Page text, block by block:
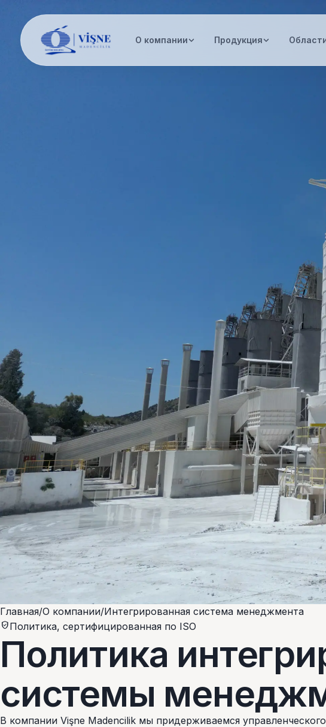
О компании Продукция
Главная/О компании/Интегрированная система менеджмента
verified_userПолитика, сертифицированная по ISO
Политика
системы
В компании Vişne Madencilik мы придерживаемся